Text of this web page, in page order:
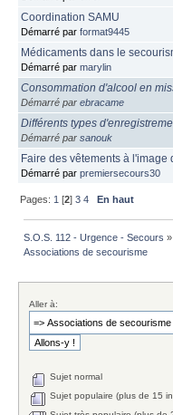
Coordination SAMU
Démarré par format9445
Médicaments dans le
Démarré par marylin
Consommation d'alcool en
Démarré par ebracame
Différents types
Démarré par sanouk
Faire des vêtements à l'image
Démarré par premiersecours30
Pages: 1 [2]3 4 En haut
S.O.S. 112 - Urgence - Secours »
Associations de secourisme
Aller à:
Sujet normal
Sujet populaire (plus de 15